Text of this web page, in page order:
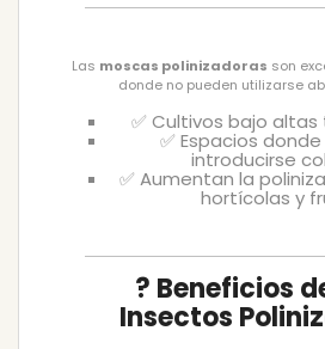
Las moscas polinizadoras son
donde no pueden utilizarse
✅ Cultivos bajo
✅ Espacios
introducirse
✅ Aumentan la
hortícolas y
? Beneficios
Insectos